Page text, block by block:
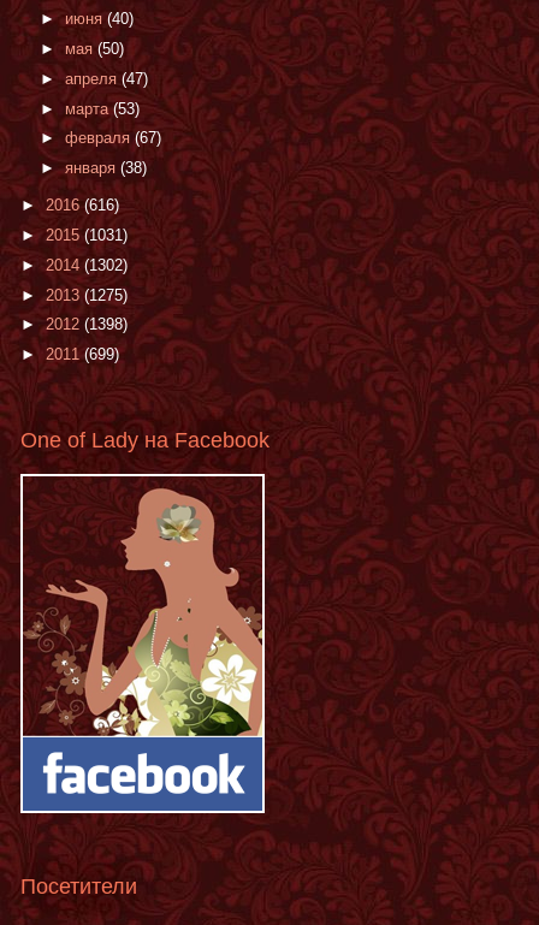
► июня (40)
► мая (50)
►апреля (47)
► марта(53)
► февраля (67)
►января (38)
► 2016 (616)
► 2015(1031)
► 2014 (1302)
► 2013 (1275)
►2012 (1398)
► 2011 (699)
One of Lady на Facebook
Посетители